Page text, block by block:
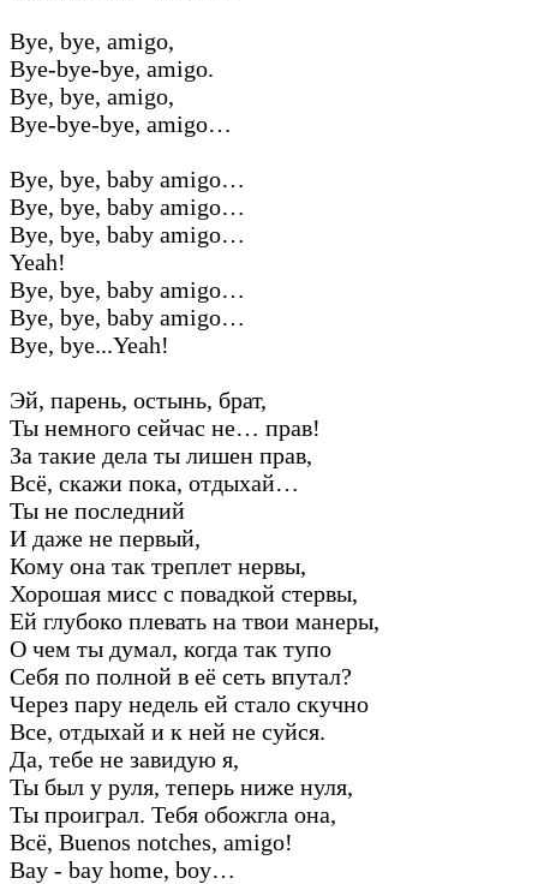
Bye, bye, amigo,
Bye-bye-bye, amigo.
Bye, bye, amigo,
Bye-bye-bye, amigo…
Bye, bye, baby amigo…
Bye, bye, baby amigo…
Bye, bye, baby amigo…
Yeah!
Bye, bye, baby amigo…
Bye, bye, baby amigo…
Bye, bye...Yeah!
Эй, парень, остынь, брат,
Ты немного сейчас не… прав!
За такие дела ты лишен прав,
Всё, скажи пока, отдыхай…
Ты не последний
И даже не первый,
Кому она так треплет нервы,
Хорошая мисс с повадкой стервы,
Ей глубоко плевать на твои манеры,
О чем ты думал, когда так тупо
Себя по полной в её сеть впутал?
Через пару недель ей стало скучно
Все, отдыхай и к ней не суйся.
Да, тебе не завидую я,
Ты был у руля, теперь ниже нуля,
Ты проиграл. Тебя обожгла она,
Всё, Buenos notches, amigo!
Bay - bay home, boy…